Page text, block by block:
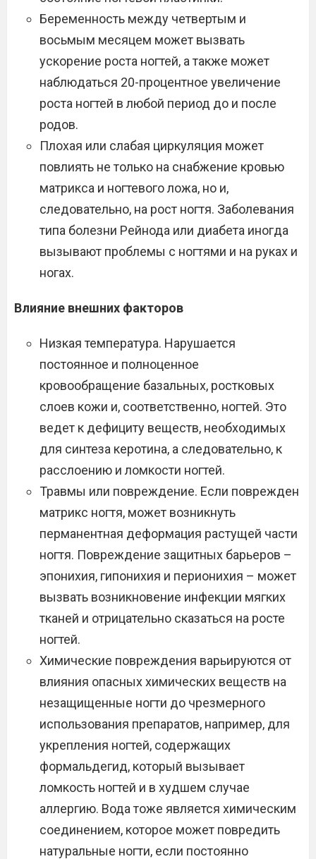
Беременность между четвертым и
восьмым месяцем может вызвать
ускорение роста ногтей, а также может
наблюдаться 20-процентное увеличение
роста ногтей в любой период до и после
родов.
Плохая или слабая циркуляция может
повлиять не только на снабжение кровью
матрикса и ногтевого ложа, но и,
следовательно, на рост ногтя. Заболевания
типа болезни Рейнода или диабета иногда
вызывают проблемы с ногтями и на руках и
ногах.
Влияние внешних факторов
Низкая температура. Нарушается
постоянное и полноценное
кровообращение базальных, ростковых
слоев кожи и, соответственно, ногтей. Это
ведет к дефициту веществ, необходимых
для синтеза керотина, а следовательно, к
расслоению и ломкости ногтей.
Травмы или повреждение. Если поврежден
матрикс ногтя, может возникнуть
перманентная деформация растущей части
ногтя. Повреждение защитных барьеров –
эпонихия, гипонихия и перионихия – может
вызвать возникновение инфекции мягких
тканей и отрицательно сказаться на росте
ногтей.
Химические повреждения варьируются от
влияния опасных химических веществ на
незащищенные ногти до чрезмерного
использования препаратов, например, для
укрепления ногтей, содержащих
формальдегид, который вызывает
ломкость ногтей и в худшем случае
аллергию. Вода тоже является химическим
соединением, которое может повредить
натуральные ногти, если постоянно